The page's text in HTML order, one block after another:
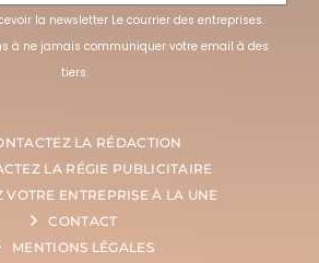
la newsletter Le courrier des entreprises.
à ne jamais communiquer votre email à des
tiers.
LA RÉDACTION
LA RÉGIE PUBLICITAIRE
VOTRE ENTREPRISE À LA UNE
CONTACT
MENTIONS LÉGALES